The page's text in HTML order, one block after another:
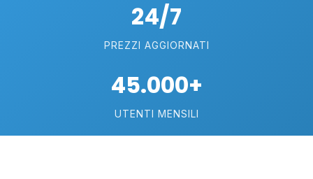
24/7
PREZZI AGGIORNATI
45.000+
UTENTI MENSILI